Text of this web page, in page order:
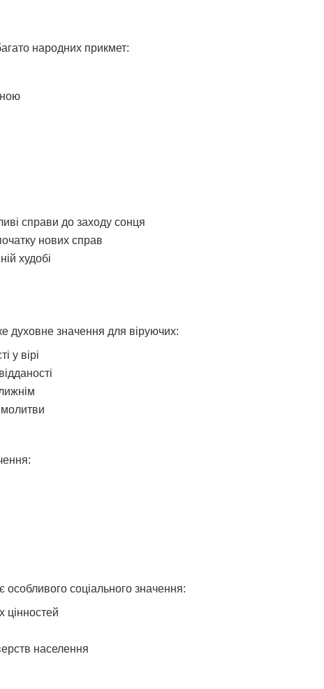
народних прикмет:
справи до заходу сонця
нових справ
худобі
духовне значення для віруючих:
у вірі
особливого соціального значення:
цінностей
населення